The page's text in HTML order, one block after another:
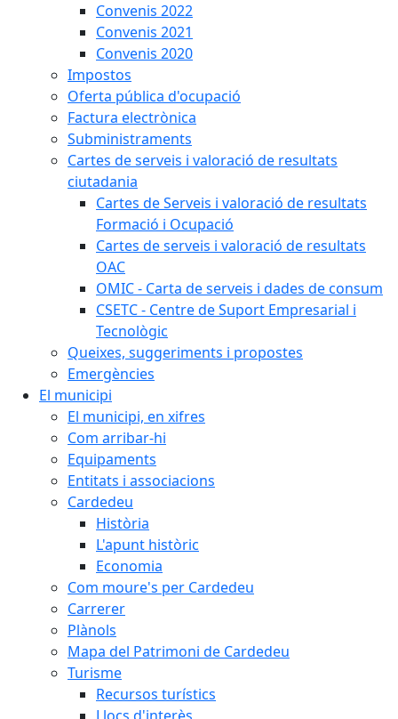
Convenis 2022
Convenis 2021
Convenis 2020
Impostos
Oferta pública d'ocupació
Factura electrònica
Subministraments
Cartes de serveis i valoració de resultats
ciutadania
Cartes de Serveis i valoració de resultats
Formació i Ocupació
Cartes de serveis i valoració de resultats
OAC
OMIC - Carta de serveis i dades de consum
CSETC - Centre de Suport Empresarial i
Tecnològic
Queixes, suggeriments i propostes
Emergències
El municipi
El municipi, en xifres
Com arribar-hi
Equipaments
Entitats i associacions
Cardedeu
Història
L'apunt històric
Economia
Com moure's per Cardedeu
Carrerer
Plànols
Mapa del Patrimoni de Cardedeu
Turisme
Recursos turístics